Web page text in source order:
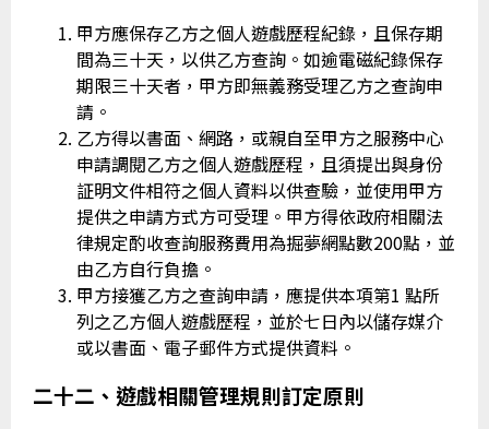
甲方應保存乙方之個人遊戲歷程紀錄，且保存期
間為三十天，以供乙方查詢。如逾電磁紀錄保存
期限三十天者，甲方即無義務受理乙方之查詢申
請。
乙方得以書面、網路，或親自至甲方之服務中心
申請調閱乙方之個人遊戲歷程，且須提出與身份
証明文件相符之個人資料以供查驗，並使用甲方
提供之申請方式方可受理。甲方得依政府相關法
律規定酌收查詢服務費用為掘夢網點數200點，並
由乙方自行負擔。
甲方接獲乙方之查詢申請，應提供本項第1 點所
列之乙方個人遊戲歷程，並於七日內以儲存媒介
或以書面、電子郵件方式提供資料。
二十二、遊戲相關管理規則訂定原則